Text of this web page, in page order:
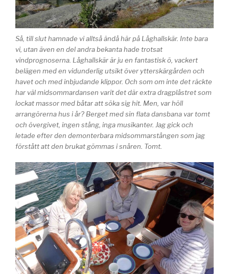
Så, till slut hamnade vi alltså ändå här på Låghallskär. Inte bara
vi, utan även en del andra bekanta hade trotsat
vindprognoserna. Låghallskär är ju en fantastisk ö, vackert
belägen med en vidunderlig utsikt över ytterskärgården och
havet och med inbjudande klippor. Och som om inte det räckte
har väl midsommardansen varit det där extra dragplåstret som
lockat massor med båtar att söka sig hit. Men, var höll
arrangörerna hus i år? Berget med sin flata dansbana var tomt
och övergivet, ingen stång, inga musikanter. Jag gick och
letade efter den demonterbara midsommarstången som jag
förstått att den brukat gömmas i snåren. Tomt.